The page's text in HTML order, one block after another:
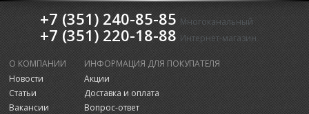
+7 (351) 240-85-85 Многоканальный
+7 (351) 220-18-88 Интернет-магазин
О КОМПАНИИ
Новости
Статьи
Вакансии
ИНФОРМАЦИЯ ДЛЯ ПОКУПАТЕЛЯ
Акции
Доставка и оплата
Вопрос-ответ